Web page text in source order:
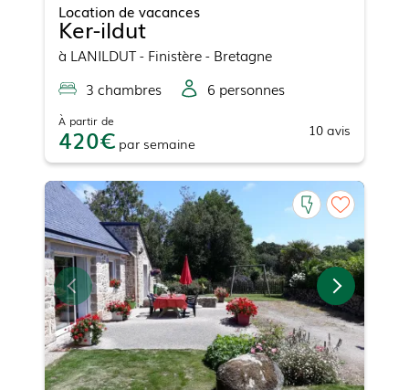
Location de vacances
Ker-ildut
à LANILDUT- Finistère - Bretagne
3 chambres 6 personnes
À partir de
420 par semaine
10 avis